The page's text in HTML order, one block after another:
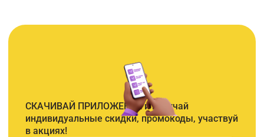
СКАЧИВАЙ ПРИЛОЖЕНИЕ и получай
индивидуальные скидки, промокоды, участвуй
в акциях!